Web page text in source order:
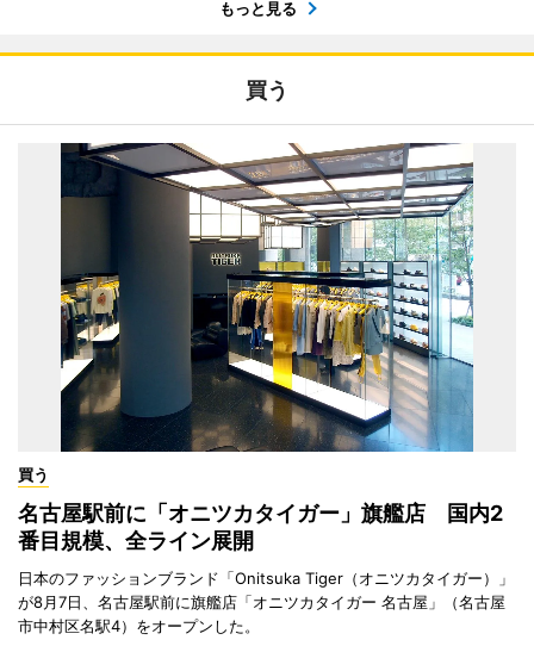
もっと見る
買う
買う
名古屋駅前に「オニツカタイガー」旗艦店 国内2
番目規模、全ライン展開
日本のファッションブランド「Onitsuka Tiger（オニツカタイガー）」
が8月7日、名古屋駅前に旗艦店「オニツカタイガー 名古屋」（名古屋
市中村区名駅4）をオープンした。